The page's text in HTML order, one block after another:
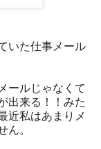
いた仕事メール
ールじゃなくて
出来る！！みた
近私はあまりメ
ん。